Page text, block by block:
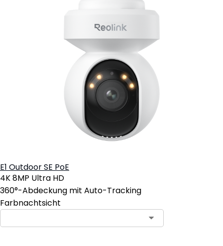
E1 Outdoor SE PoE
4K 8MP Ultra HD
360°-Abdeckung mit Auto-Tracking
Farbnachtsicht